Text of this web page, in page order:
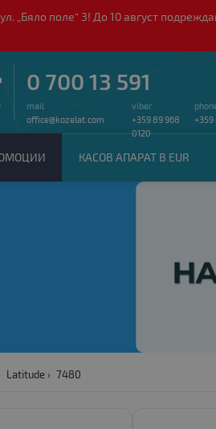
„Бяло поле“ 3! До 10 август
0 700 13 591
mail
office@kozelat.com
viber
+359 89 968
0120
+359
КАСОВ АПАРАТ В EUR
Latitude 7480